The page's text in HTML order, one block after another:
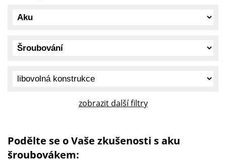
zobrazit další filtry
Podělte se o Vaše zkušenosti s aku
šroubovákem: